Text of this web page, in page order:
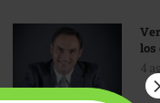
los
4